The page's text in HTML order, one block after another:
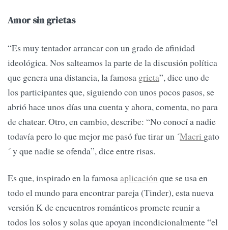
Amor sin grietas
“Es muy tentador arrancar con un grado de afinidad
ideológica. Nos salteamos la parte de la discusión política
que genera una distancia, la famosa grieta”, dice uno de
los participantes que, siguiendo con unos pocos pasos, se
abrió hace unos días una cuenta y ahora, comenta, no para
de chatear. Otro, en cambio, describe: “No conocí a nadie
todavía pero lo que mejor me pasó fue tirar un ´Macri gato
´ y que nadie se ofenda”, dice entre risas.
Es que, inspirado en la famosaaplicación que se usa en
todo el mundo para encontrar pareja (Tinder), esta nueva
versión K de encuentros románticos promete reunir a
todos los solos y solas que apoyan incondicionalmente “el